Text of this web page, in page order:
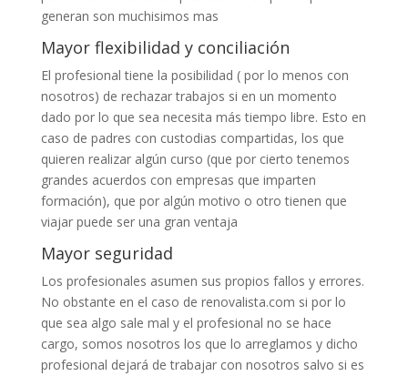
generan son muchisimos mas
Mayor flexibilidad y conciliación
El profesional tiene la posibilidad ( por lo menos con
nosotros) de rechazar trabajos si en un momento
dado por lo que sea necesita más tiempo libre. Esto en
caso de padres con custodias compartidas, los que
quieren realizar algún curso (que por cierto tenemos
grandes acuerdos con empresas que imparten
formación), que por algún motivo o otro tienen que
viajar puede ser una gran ventaja
Mayor seguridad
Los profesionales asumen sus propios fallos y errores.
No obstante en el caso de renovalista.com si por lo
que sea algo sale mal y el profesional no se hace
cargo, somos nosotros los que lo arreglamos y dicho
profesional dejará de trabajar con nosotros salvo si es